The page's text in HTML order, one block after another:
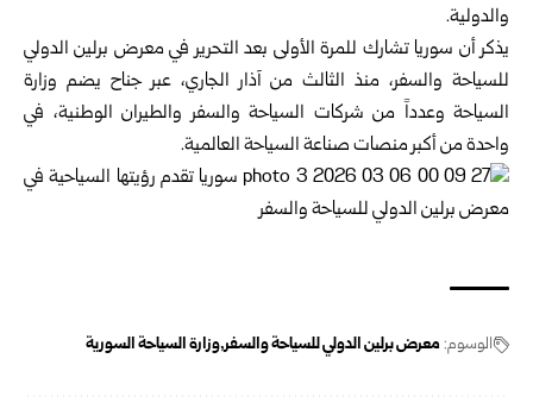
والدولية.
‏يذكر أن سوريا تشارك للمرة الأولى بعد التحرير في معرض برلين الدولي
للسياحة والسفر، منذ الثالث من آذار الجاري، عبر جناح يضم وزارة
السياحة وعدداً من شركات السياحة والسفر والطيران الوطنية، في
واحدة من أكبر منصات صناعة السياحة العالمية.
الوسوم: معرض برلين الدولي للسياحة والسفر وزارة السياحة السورية